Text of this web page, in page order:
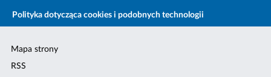
Polityka dotycząca cookies i podobnych technologii
Mapa strony
RSS